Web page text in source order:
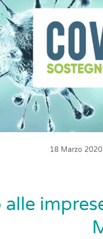
18 Marzo 2020
alle